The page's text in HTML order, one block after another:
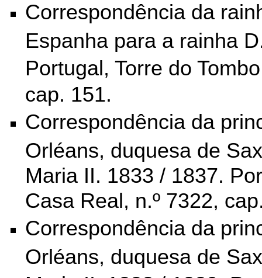
Correspondência da
Espanha para a rainha
Portugal, Torre do
cap. 151.
Correspondência da
Orléans, duquesa de
Maria II. 1833 / 1837.
Casa Real, n.º 7322,
Correspondência da
Orléans, duquesa de